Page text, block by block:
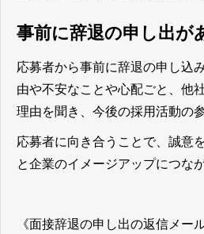
事前に辞退の申し出が
応募者から事前に辞退の申し込
由や不安なことや心配ごと、他
理由を聞き、今後の採用活動の
応募者に向き合うことで、誠意
と企業のイメージアップにつな
《面接辞退の申し出の返信メー